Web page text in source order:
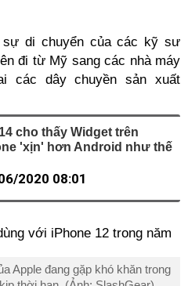
di chuyển của các kỹ sư
đi từ Mỹ sang các nhà máy
các dây chuyền sản xuất
cho thấy Widget trên
'xịn' hơn Android như thế
2020 08:01
Apple đang gặp khó khăn trong